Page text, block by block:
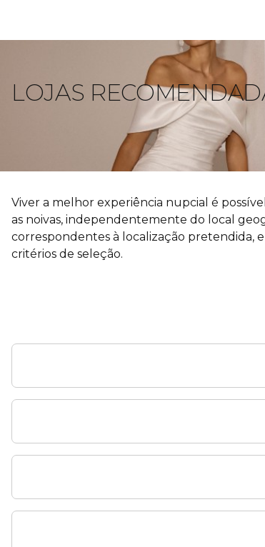
LOJAS
Viver a melhor experiência nupcial é
as noivas, independentemente do local
correspondentes à localização pretendida,
critérios de seleção.